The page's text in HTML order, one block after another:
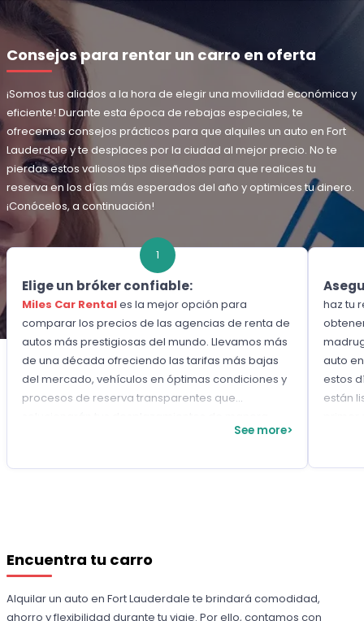
Consejos para rentar un carro en oferta
¡Somos tus aliados a la hora de elegir una movilidad económica y
eficiente! Durante esta época de rebajas especiales, te
ofrecemos consejos prácticos para que alquiles un auto en Fort
Lauderdale y te desplaces por la ciudad al mejor precio. No te
pierdas estos valiosos tips diseñados para que realices tu
reserva en los días más esperados del año y optimices tu dinero.
¡Conócelos, a continuación!
1
Elige un bróker confiable:
Miles Car Rentales la mejor opción para
comparar los precios de las agencias de renta de
autos más prestigiosas del mundo. Llevamos más
de una década ofreciendo las tarifas más bajas
del mercado, vehículos en óptimas condiciones y
procesos de reserva transparentes que
See more>
haz tu
auto
estos
están
Encuentra tu carro
Alquilar un auto en Fort Lauderdale te brindará comodidad,
ahorro y flexibilidad durante tu viaje. Por ello, contamos con